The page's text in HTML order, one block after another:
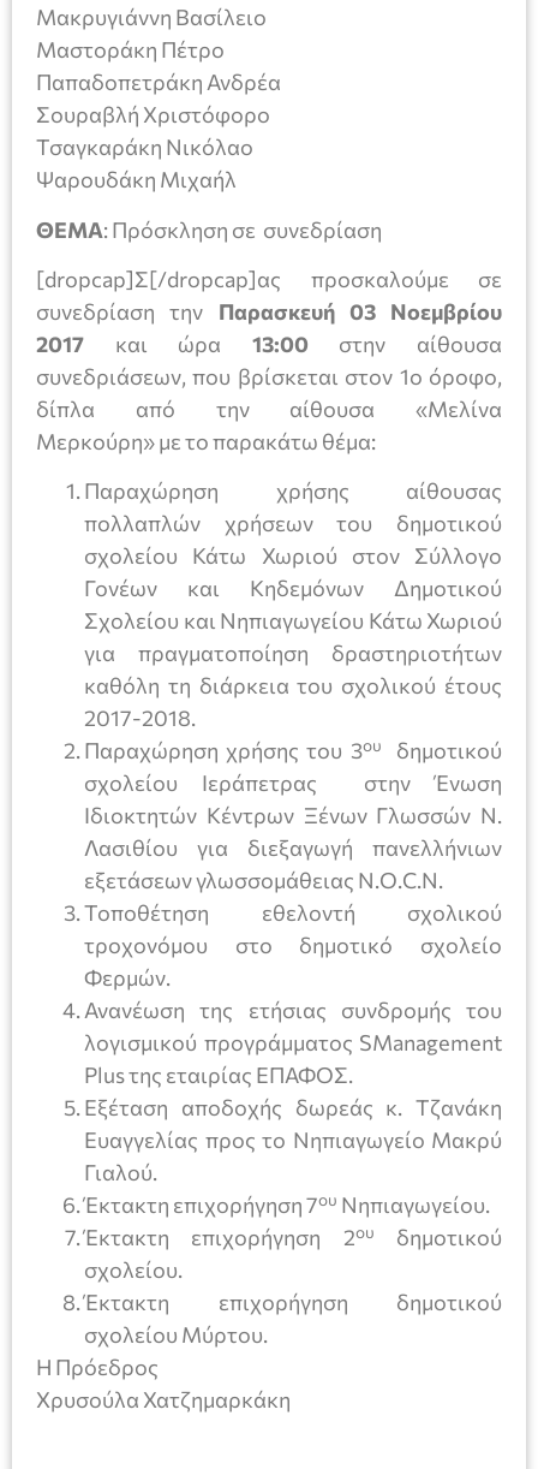
Μακρυγιάννη Βασίλειο
Μαστοράκη Πέτρο
Παπαδοπετράκη Ανδρέα
Σουραβλή Χριστόφορο
Τσαγκαράκη Νικόλαο
Ψαρουδάκη Μιχαήλ
ΘΕΜΑ: Πρόσκληση σε συνεδρίαση
[dropcap]Σ[/dropcap]ας προσκαλούμε σε
συνεδρίαση την Παρασκευή 03 Νοεμβρίου
2017 και ώρα 13:00 στην αίθουσα
συνεδριάσεων, που βρίσκεται στον 1ο όροφο,
δίπλα από την αίθουσα «Μελίνα
Μερκούρη» με το παρακάτω θέμα:
Παραχώρηση χρήσης αίθουσας
πολλαπλών χρήσεων του δημοτικού
σχολείου Κάτω Χωριού στον Σύλλογο
Γονέων και Κηδεμόνων Δημοτικού
Σχολείου και Νηπιαγωγείου Κάτω Χωριού
για πραγματοποίηση δραστηριοτήτων
καθόλη τη διάρκεια του σχολικού έτους
2017-2018.
Παραχώρηση χρήσης του 3ου
δημοτικού
σχολείου Ιεράπετρας στην Ένωση
Ιδιοκτητών Κέντρων Ξένων Γλωσσών Ν.
Λασιθίου για διεξαγωγή πανελλήνιων
εξετάσεων γλωσσομάθειας N.O.C.N.
Τοποθέτηση εθελοντή σχολικού
τροχονόμου στο δημοτικό σχολείο
Φερμών.
Ανανέωση της ετήσιας συνδρομής του
λογισμικού προγράμματος SManagement
Plus της εταιρίας ΕΠΑΦΟΣ.
Εξέταση αποδοχής δωρεάς κ. Τζανάκη
Ευαγγελίας προς το Νηπιαγωγείο Μακρύ
Γιαλού.
Έκτακτη επιχορήγηση 7ου Νηπιαγωγείου.
Έκτακτη επιχορήγηση 2ου
δημοτικού
σχολείου.
Έκτακτη επιχορήγηση δημοτικού
σχολείου Μύρτου.
Η Πρόεδρος
Χρυσούλα Χατζημαρκάκη